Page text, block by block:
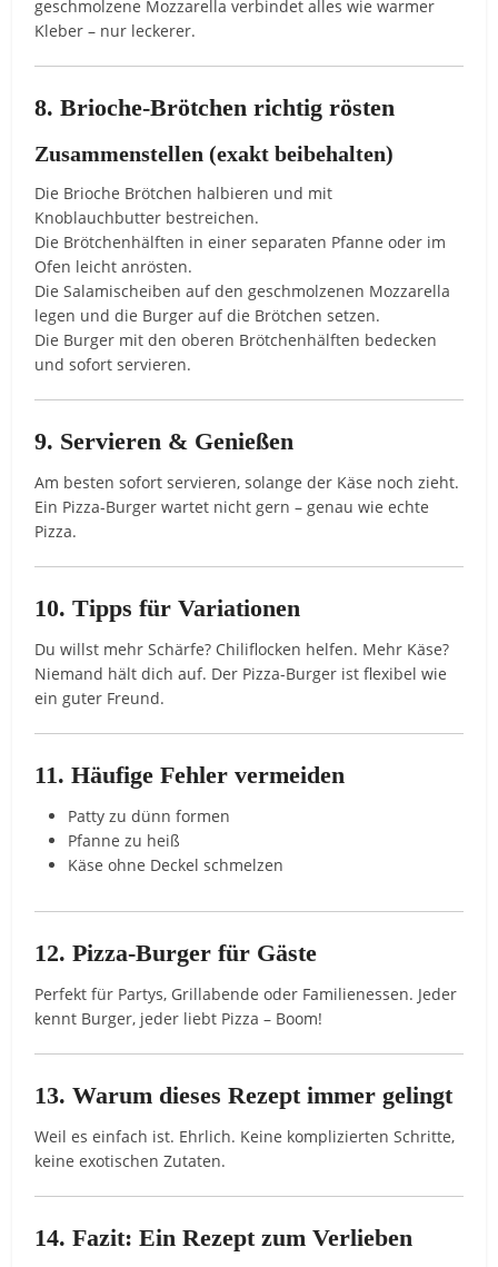
geschmolzene Mozzarella verbindet alles wie warmer
Kleber – nur leckerer.
8. Brioche-Brötchen richtig rösten
Zusammenstellen (exakt beibehalten)
Die Brioche Brötchen halbieren und mit
Knoblauchbutter bestreichen.
Die Brötchenhälften in einer separaten Pfanne oder im
Ofen leicht anrösten.
Die Salamischeiben auf den geschmolzenen Mozzarella
legen und die Burger auf die Brötchen setzen.
Die Burger mit den oberen Brötchenhälften bedecken
und sofort servieren.
9. Servieren & Genießen
Am besten sofort servieren, solange der Käse noch zieht.
Ein Pizza-Burger wartet nicht gern – genau wie echte
Pizza.
10. Tipps für Variationen
Du willst mehr Schärfe? Chiliflocken helfen. Mehr Käse?
Niemand hält dich auf. Der Pizza-Burger ist flexibel wie
ein guter Freund.
11. Häufige Fehler vermeiden
Patty zu dünn formen
Pfanne zu heiß
Käse ohne Deckel schmelzen
12. Pizza-Burger für Gäste
Perfekt für Partys, Grillabende oder Familienessen. Jeder
kennt Burger, jeder liebt Pizza – Boom!
13. Warum dieses Rezept immer gelingt
Weil es einfach ist. Ehrlich. Keine komplizierten Schritte,
keine exotischen Zutaten.
14. Fazit: Ein Rezept zum Verlieben